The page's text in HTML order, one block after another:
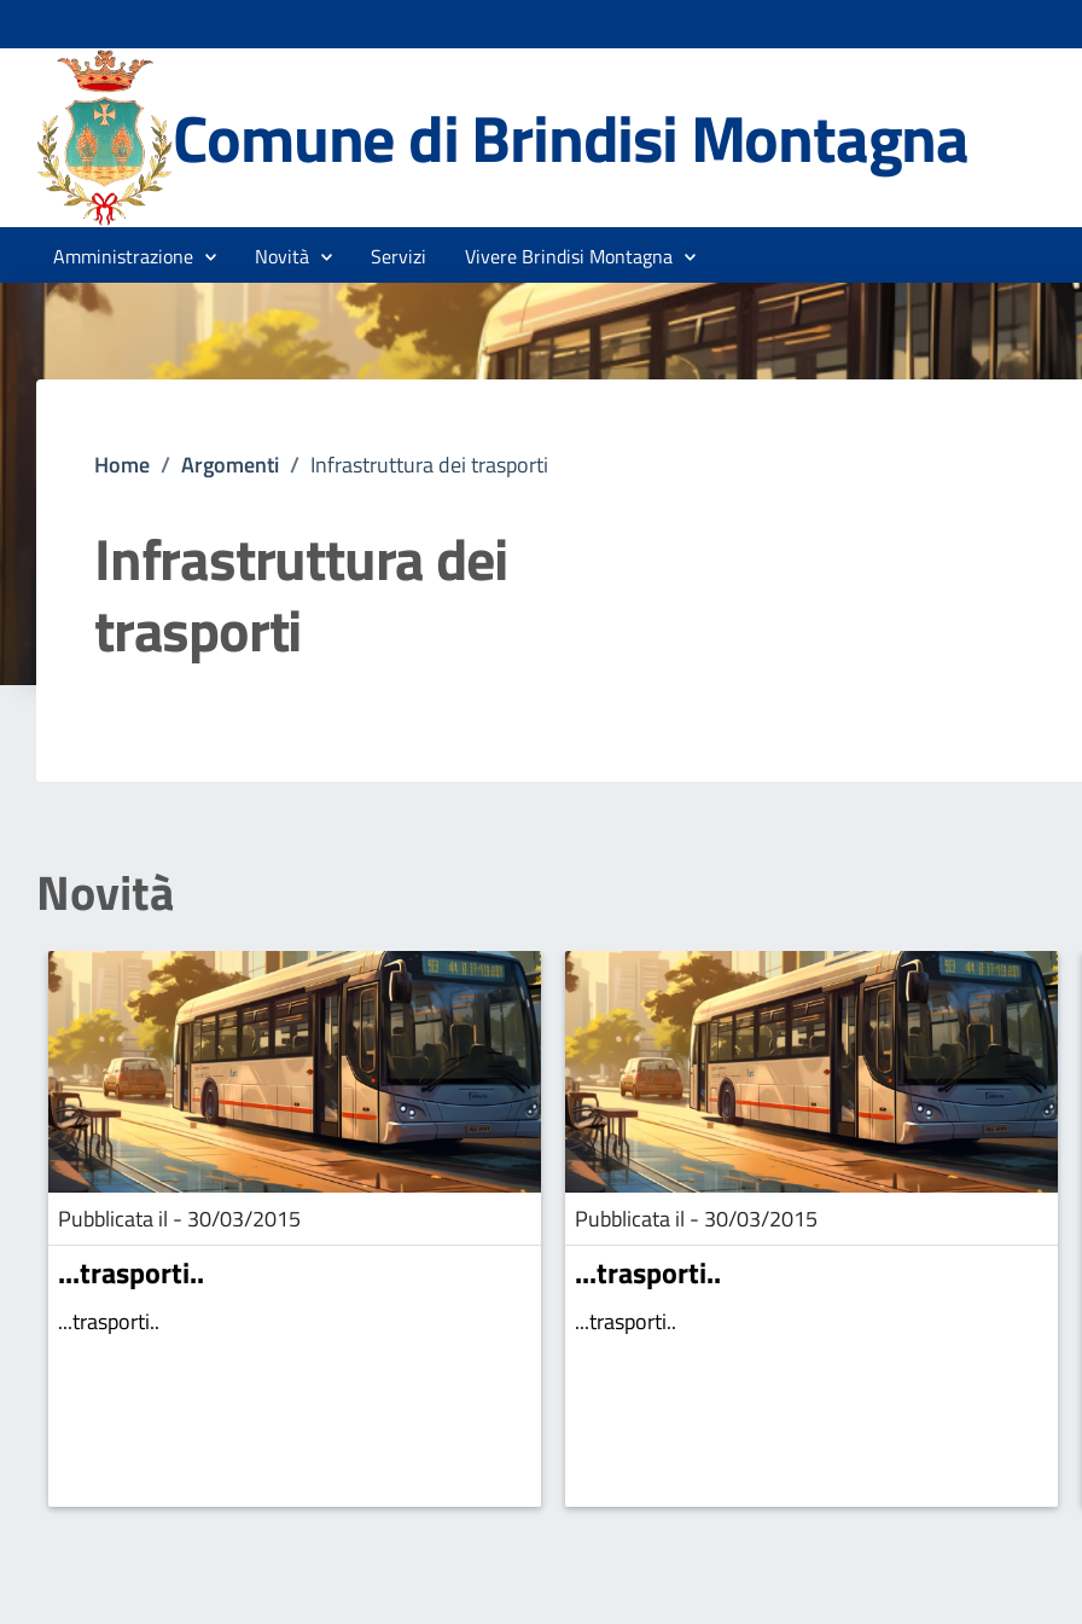
Comune di Brindisi Montagna
Amministrazione Novità Servizi Vivere Brindisi Montagna
Home / Argomenti / Infrastruttura dei trasporti
Infrastruttura dei
trasporti
Novità
Pubblicata il - 30/03/2015
...trasporti..
...trasporti..
Pubblicata il - 30/03/2015
...trasporti..
...trasporti..